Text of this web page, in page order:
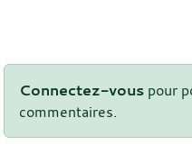
Connectez-vous pour
commentaires.